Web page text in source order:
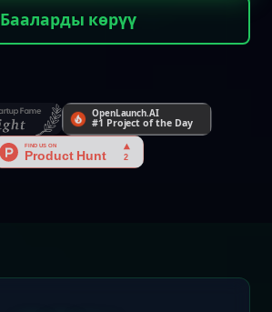
Бааларды көрүү